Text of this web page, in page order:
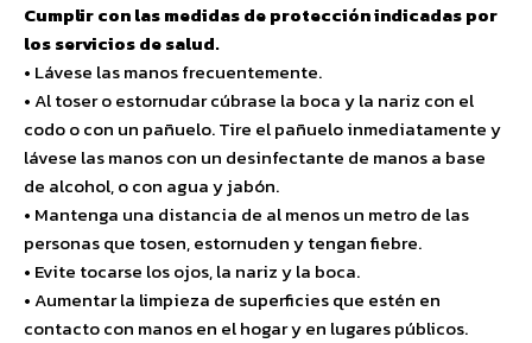
Cumplir con las medidas de protección indicadas por
los servicios de salud.
• Lávese las manos frecuentemente.
• Al toser o estornudar cúbrase la boca y la nariz con el
codo o con un pañuelo. Tire el pañuelo inmediatamente y
lávese las manos con un desinfectante de manos a base
de alcohol, o con agua y jabón.
• Mantenga una distancia de al menos un metro de las
personas que tosen, estornuden y tengan fiebre.
• Evite tocarse los ojos, la nariz y la boca.
• Aumentar la limpieza de superficies que estén en
contacto con manos en el hogar y en lugares públicos.